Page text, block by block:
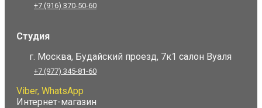
+7 (916) 370-50-60
Студия
г. Москва, Будайский проезд, 7к1 салон Вуаля
+7 (977) 345-81-60
Viber, WhatsApp
Интернет-магазин